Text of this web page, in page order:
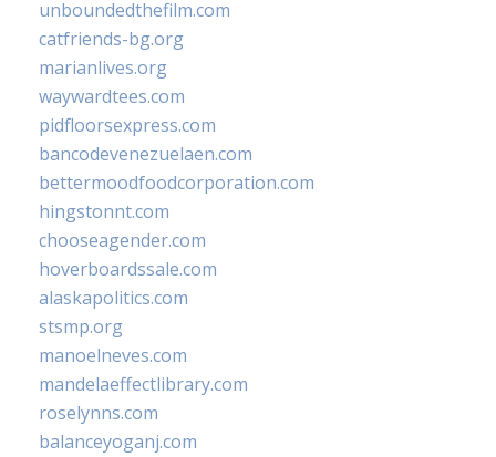
unboundedthefilm.com
catfriends-bg.org
marianlives.org
waywardtees.com
pidfloorsexpress.com
bancodevenezuelaen.com
bettermoodfoodcorporation.com
hingstonnt.com
chooseagender.com
hoverboardssale.com
alaskapolitics.com
stsmp.org
manoelneves.com
mandelaeffectlibrary.com
roselynns.com
balanceyoganj.com